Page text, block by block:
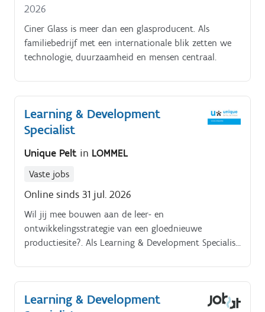
2026
Ciner Glass is meer dan een glasproducent. Als
familiebedrijf met een internationale blik zetten we
technologie, duurzaamheid en mensen centraal.
Learning & Development
Specialist
Unique Pelt in LOMMEL
Vaste jobs
Online sinds 31 jul. 2026
Wil jij mee bouwen aan de leer- en
ontwikkelingsstrategie van een gloednieuwe
productiesite?. Als Learning & Development Specialist
een groeiende organisatie. Je combineert strategisch
denkwerk met praktische uitvoering en werkt nauw
Learning & Development